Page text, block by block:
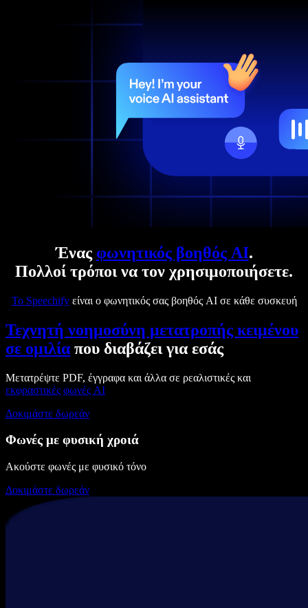
Ένας φωνητικός βοηθός AI.
Πολλοί τρόποι να τον χρησιμοποιήσετε.
Το Speechifyείναι ο φωνητικός σας βοηθός AI σε κάθε συσκευή
Τεχνητή νοημοσύνη μετατροπής κειμένου
σε ομιλία που διαβάζει για εσάς
Μετατρέψτε PDF, έγγραφα και άλλα σε ρεαλιστικές και
εκφραστικές φωνές AI
Δοκιμάστε δωρεάν
Φωνές με φυσική χροιά
Ακούστε φωνές με φυσικό τόνο
Δοκιμάστε δωρεάν